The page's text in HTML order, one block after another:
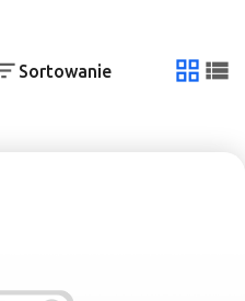
Sortowanie
tabela